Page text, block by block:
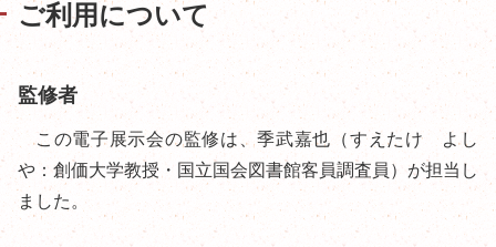
ご利用について
監修者
この電子展示会の監修は、季武嘉也（すえたけ よし
や：創価大学教授・国立国会図書館客員調査員）が担当し
ました。